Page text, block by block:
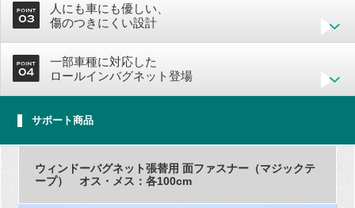
人にも車にも優しい、
傷のつきにくい設計
一部車種に対応した
ロールインバグネット登場
サポート商品
ウィンドーバグネット張替用 面ファスナー（マジックテ
ープ） オス・メス：各100cm